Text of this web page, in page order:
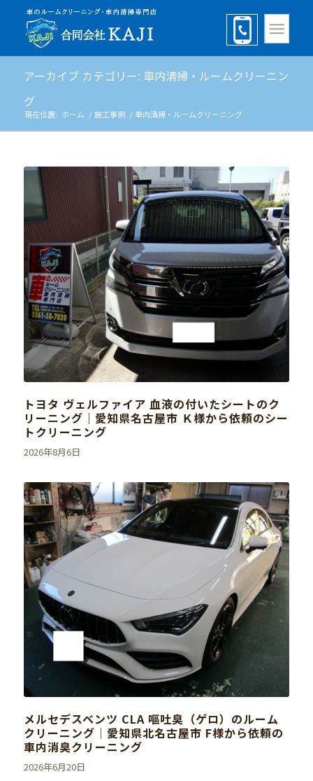
アーカイブ カテゴリー: 車内清掃・ルームクリーニン
グ
現在位置: ホーム / 施工事例 / 車内清掃・ルームクリーニング
トヨタ ヴェルファイア 血液の付いたシートのク
リーニング｜愛知県名古屋市 Ｋ様から依頼のシー
トクリーニング
2026年8月6日
メルセデスベンツ CLA 嘔吐臭（ゲロ）のルーム
クリーニング｜愛知県北名古屋市 F様から依頼の
車内消臭クリーニング
2026年6月20日